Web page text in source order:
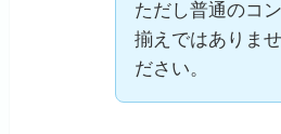
ただし普通のコ
揃えではありま
ださい。